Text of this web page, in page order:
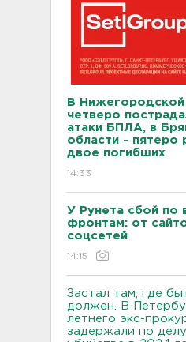
В Нижегородской
четверо
атаки БПЛА, в
области - пятеро
двое погибших
14:33
У Рунета сбой по
фронтам: от
соцсетей
14:15
Застал там, где
должен. В
летнего экс-
задержали по